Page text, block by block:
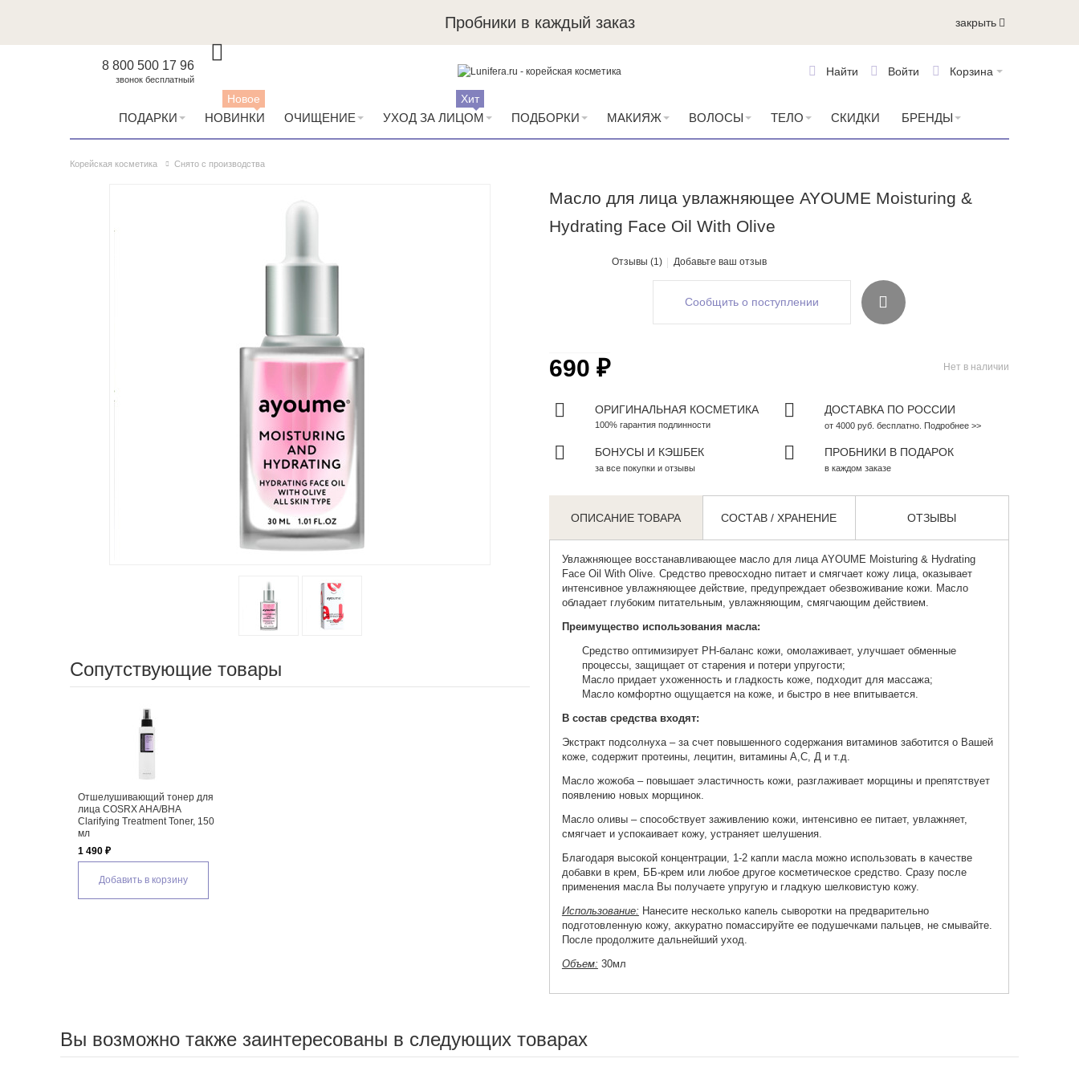
Пробники в каждый заказ закрыть
8 800 500 17 96
звонок бесплатный
Корзина
Войти
Найти
ПОДАРКИ НОВИНКИ
Новое
ОЧИЩЕНИЕ УХОД ЗА ЛИЦОМ
Хит
ПОДБОРКИ МАКИЯЖ ВОЛОСЫ ТЕЛО СКИДКИ БРЕНДЫ
Корейская косметика Снято с производства
Масло для лица увлажняющее AYOUME Moisturing &
Hydrating Face Oil With Olive
Отзывы (1) Добавьте ваш отзыв
Сопутствующие товары
Отшелушивающий тонер для
лица COSRX AHA/BHA
Clarifying Treatment Toner, 150
мл
1 490 ₽
Добавить в корзину
Сообщить о поступлении
Нет в наличии
690 ₽
ОРИГИНАЛЬНАЯ КОСМЕТИКА
100% гарантия подлинности
ДОСТАВКА ПО РОССИИ
от 4000 руб. бесплатно. Подробнее >>
БОНУСЫ И КЭШБЕК
за все покупки и отзывы
ПРОБНИКИ В ПОДАРОК
в каждом заказе
ОПИСАНИЕ ТОВАРА СОСТАВ / ХРАНЕНИЕ ОТЗЫВЫ
Увлажняющее восстанавливающее масло для лицаAYOUME Moisturing & Hydrating
Face Oil With Olive. Средство превосходно питает и смягчает кожу лица, оказывает
интенсивное увлажняющее действие, предупреждает обезвоживание кожи. Масло
обладает глубоким питательным, увлажняющим, смягчающим действием.
Преимущество использования масла:
Средство оптимизирует РН-баланс кожи, омолаживает, улучшает обменные
процессы, защищает от старения и потери упругости;
Масло придает ухоженность и гладкость коже, подходит для массажа;
Масло комфортно ощущается на коже, и быстро в нее впитывается.
В состав средства входят:
Экстракт подсолнуха – за счет повышенного содержания витаминов заботится о Вашей
коже, содержит протеины, лецитин, витамины А,С, Д и т.д.
Масло жожоба –повышает эластичность кожи, разглаживает морщины и препятствует
появлению новых морщинок.
Масло оливы –способствует заживлению кожи, интенсивно ее питает, увлажняет,
смягчает и успокаивает кожу, устраняет шелушения.
Благодаря высокой концентрации, 1-2 капли масла можно использовать в качестве
добавки в крем, ББ-крем или любое другое косметическое средство. Сразу после
применения масла Вы получаете упругую и гладкую шелковистую кожу.
Использование: Нанесите несколько капель сыворотки на предварительно
подготовленную кожу, аккуратно помассируйте ее подушечками пальцев, не смывайте.
После продолжите дальнейший уход.
Объем: 30мл
Вы возможно также заинтересованы в следующих товарах